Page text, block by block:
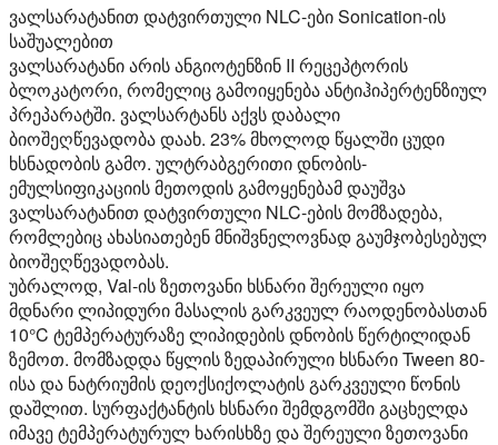
ვალსარატანით დატვირთული NLC-ები Sonication-ის
საშუალებით
ვალსარატანი არის ანგიოტენზინ II რეცეპტორის
ბლოკატორი, რომელიც გამოიყენება ანტიჰიპერტენზიულ
პრეპარატში. ვალსარტანს აქვს დაბალი
ბიოშეღწევადობა დაახ. 23% მხოლოდ წყალში ცუდი
ხსნადობის გამო. ულტრაბგერითი დნობის-
ემულსიფიკაციის მეთოდის გამოყენებამ დაუშვა
ვალსარატანით დატვირთული NLC-ების მომზადება,
რომლებიც ახასიათებენ მნიშვნელოვნად გაუმჯობესებულ
ბიოშეღწევადობას.
უბრალოდ, Val-ის ზეთოვანი ხსნარი შერეული იყო
მდნარი ლიპიდური მასალის გარკვეულ რაოდენობასთან
10°C ტემპერატურაზე ლიპიდების დნობის წერტილიდან
ზემოთ. მომზადდა წყლის ზედაპირული ხსნარი Tween 80-
ისა და ნატრიუმის დეოქსიქოლატის გარკვეული წონის
დაშლით. სურფაქტანტის ხსნარი შემდგომში გაცხელდა
იმავე ტემპერატურულ ხარისხზე და შერეული ზეთოვანი